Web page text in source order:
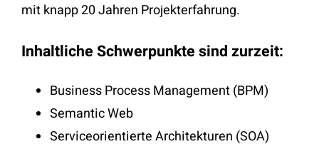
mit knapp 20 Jahren Projekterfahrung.
Inhaltliche Schwerpunkte sind zurzeit:
Business Process Management (BPM)
Semantic Web
Serviceorientierte Architekturen (SOA)